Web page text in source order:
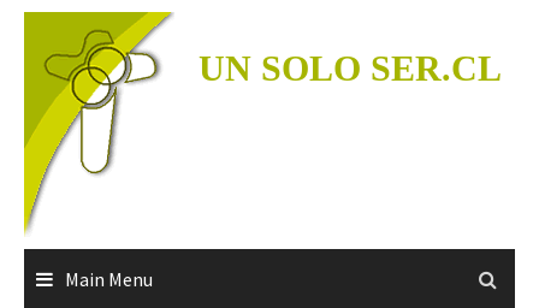
Skip
content
UN SOLO SER.CL
Main Menu